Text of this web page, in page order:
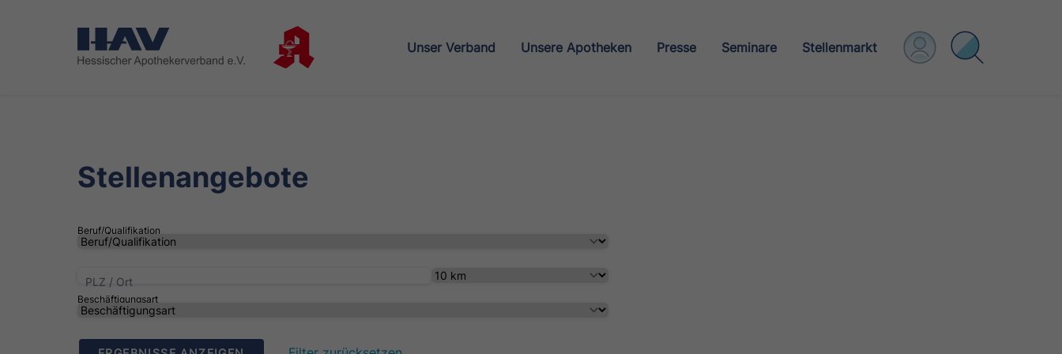
Unser Verband Unsere Apotheken Presse Seminare Stellenmarkt
Stellenangebote
Beruf/Qualifikation
PLZ / Ort
Beschäftigungsart